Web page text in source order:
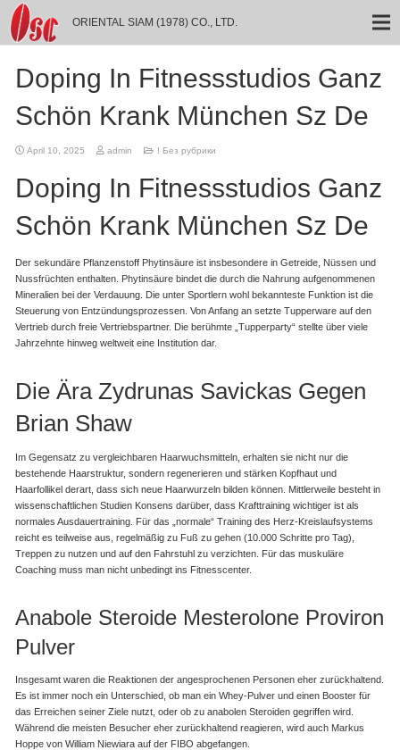
ORIENTAL SIAM (1978) CO., LTD.
Doping In Fitnessstudios Ganz
Schön Krank München Sz De
April 10, 2025 admin ! Без рубрики
Doping In Fitnessstudios Ganz
Schön Krank München Sz De
Der sekundäre Pflanzenstoff Phytinsäure ist insbesondere in Getreide, Nüssen und
Nussfrüchten enthalten. Phytinsäure bindet die durch die Nahrung aufgenommenen
Mineralien bei der Verdauung. Die unter Sportlern wohl bekannteste Funktion ist die
Steuerung von Entzündungsprozessen. Von Anfang an setzte Tupperware auf den
Vertrieb durch freie Vertriebspartner. Die berühmte „Tupperparty“ stellte über viele
Jahrzehnte hinweg weltweit eine Institution dar.
Die Ära Zydrunas Savickas Gegen
Brian Shaw
Im Gegensatz zu vergleichbaren Haarwuchsmitteln, erhalten sie nicht nur die
bestehende Haarstruktur, sondern regenerieren und stärken Kopfhaut und
Haarfollikel derart, dass sich neue Haarwurzeln bilden können. Mittlerweile besteht in
wissenschaftlichen Studien Konsens darüber, dass Krafttraining wichtiger ist als
normales Ausdauertraining. Für das „normale“ Training des Herz-Kreislaufsystems
reicht es teilweise aus, regelmäßig zu Fuß zu gehen (10.000 Schritte pro Tag),
Treppen zu nutzen und auf den Fahrstuhl zu verzichten. Für das muskuläre
Coaching muss man nicht unbedingt ins Fitnesscenter.
Anabole Steroide Mesterolone Proviron
Pulver
Insgesamt waren die Reaktionen der angesprochenen Personen eher zurückhaltend.
Es ist immer noch ein Unterschied, ob man ein Whey-Pulver und einen Booster für
das Erreichen seiner Ziele nutzt, oder ob zu anabolen Steroiden gegriffen wird.
Während die meisten Besucher eher zurückhaltend reagieren, wird auch Markus
Hoppe von William Niewiara auf der FIBO abgefangen.